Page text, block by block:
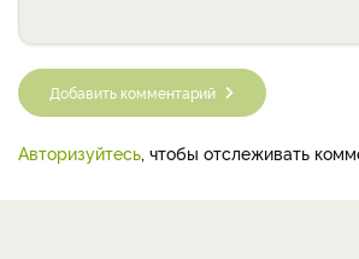
Добавить комментарий
Авторизуйтесь, чтобы отслеживать